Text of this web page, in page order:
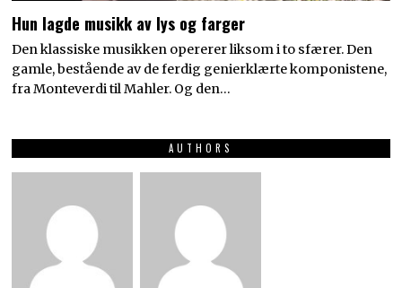
Hun lagde musikk av lys og farger
Den klassiske musikken opererer liksom i to sfærer. Den
gamle, bestående av de ferdig genierklærte komponistene,
fra Monteverdi til Mahler. Og den…
AUTHORS